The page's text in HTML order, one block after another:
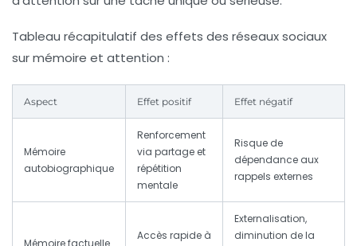
Tableau récapitulatif des effets des réseaux sociaux
sur mémoire et attention :
Aspect Effet positif Effet négatif
Mémoire
autobiographique
Renforcement
via partage et
répétition
mentale
Risque de
dépendance aux
rappels externes
Accès rapide à
Externalisation,
diminution de la